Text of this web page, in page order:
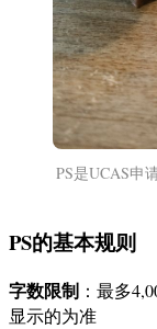
PS是UCAS
PS的基本规则
字数限制 ：最多
显示的为准